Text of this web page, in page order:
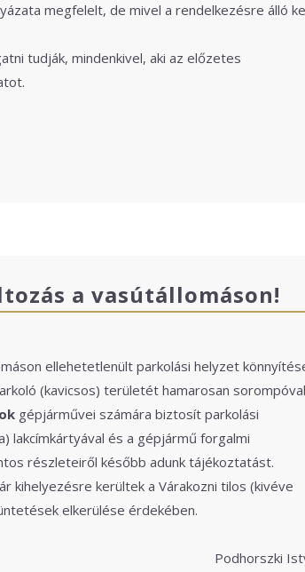
megfelelt, de mivel a rendelkezésre álló
tudják, mindenkivel, aki az előzetes
a vasútállomáson!
ellehetetlenült parkolási helyzet
(kavicsos) területét hamarosan sorompóval
gépjárművei számára biztosít parkolási
lakcímkártyával és a gépjármű forgalmi
részleteiről később adunk tájékoztatást.
kihelyezésre kerültek a Várakozni tilos (kivéve
elkerülése érdekében.
Podhorszki